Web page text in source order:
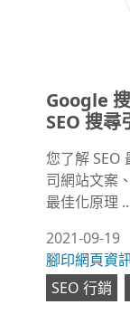
Google
SEO 搜尋
您了解 SEO
司網站文案
最佳化原理
2021-09-19
腳印網頁資
SEO 行銷